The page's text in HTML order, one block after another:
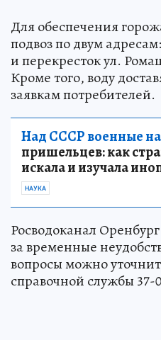
Для обеспечения
подвоз по двум
и перекресток ул.
Кроме того, воду
заявкам потребителей.
Над СССР военные
пришельцев: как
искала и изучала
НАУКА
Росводоканал
за временные
вопросы можно
справочной службы 37-